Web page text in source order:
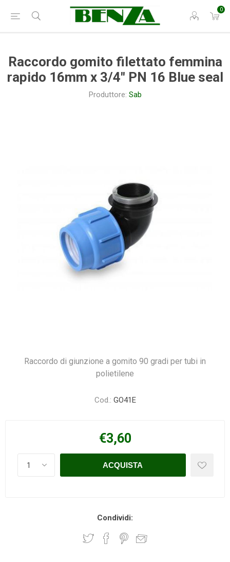
0
Raccordo gomito filettato femmina
rapido 16mm x 3/4" PN 16 Blue seal
Produttore: Sab
Raccordo di giunzione a gomito 90 gradi per tubi in
polietilene
Cod.: GO41E
€3,60
Condividi: